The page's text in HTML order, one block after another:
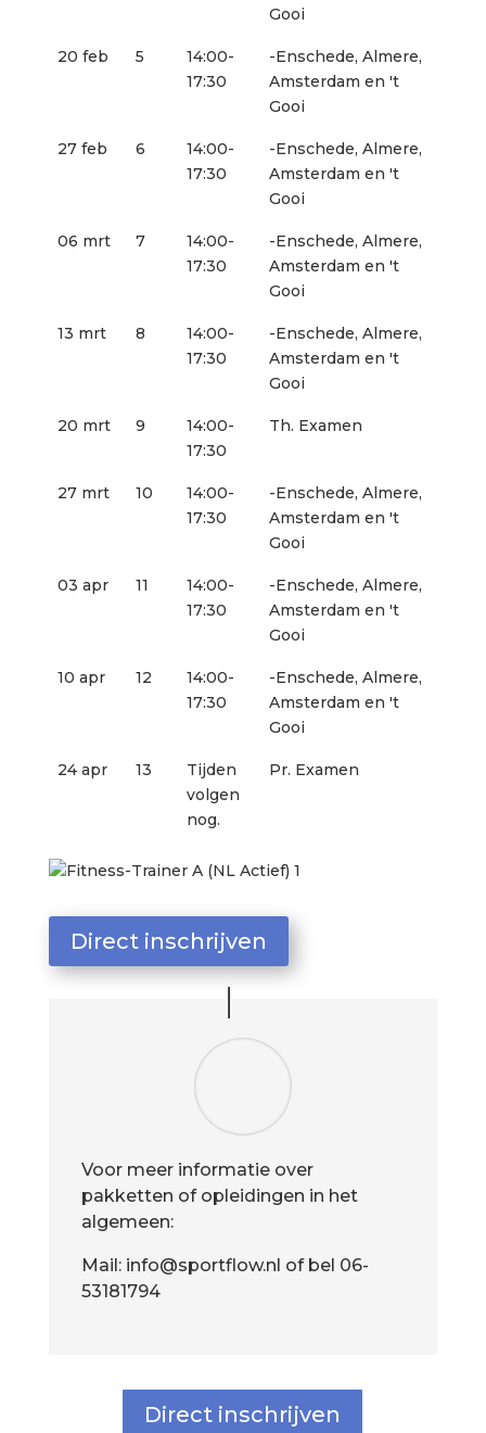
Gooi
20 feb 5
14:00-
17:30
-Enschede, Almere,
Amsterdam en 't
Gooi
27 feb 6
14:00-
17:30
-Enschede, Almere,
Amsterdam en 't
Gooi
06 mrt 7
14:00-
17:30
-Enschede, Almere,
Amsterdam en 't
Gooi
13 mrt 8
14:00-
17:30
-Enschede, Almere,
Amsterdam en 't
Gooi
20 mrt 9
14:00-
17:30
Th. Examen
27 mrt 10
14:00-
17:30
-Enschede, Almere,
Amsterdam en 't
Gooi
03 apr 11
14:00-
17:30
-Enschede, Almere,
Amsterdam en 't
Gooi
10 apr 12
14:00-
17:30
-Enschede, Almere,
Amsterdam en 't
Gooi
24 apr 13
Tijden
volgen
nog.
Pr. Examen
Direct inschrijven
Voor meer informatie over
pakketten of opleidingen in het
algemeen:
Mail: info@sportflow.nl of bel 06-
53181794
Direct inschrijven